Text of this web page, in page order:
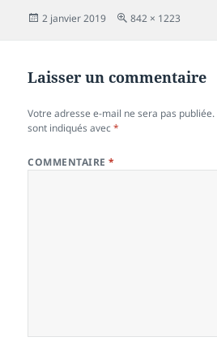
Publié
2 janvier 2019
Taille
842 × 1223
Laisser un commentaire
Votre adresse e-mail ne sera pas publiée.
sont indiqués avec*
COMMENTAIRE*